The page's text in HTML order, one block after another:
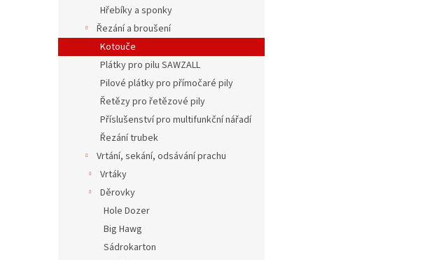
Hřebíky a sponky
Řezání a broušení
Kotouče
Plátky pro pilu SAWZALL
Pilové plátky pro přímočaré pily
Řetězy pro řetězové pily
Příslušenství pro multifunkční nářadí
Řezání trubek
Vrtání, sekání, odsávání prachu
Vrtáky
Děrovky
Hole Dozer
Big Hawg
Sádrokarton